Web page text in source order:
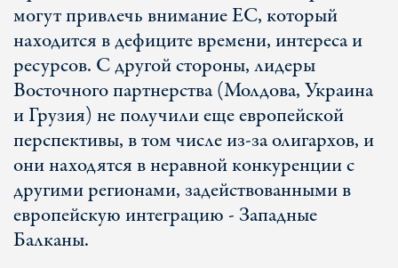
могут привлечь внимание ЕС, который
находится в дефиците времени, интереса и
ресурсов. С другой стороны, лидеры
Восточного партнерства (Молдова, Украина
и Грузия) не получили еще европейской
перспективы, в том числе из-за олигархов, и
они находятся в неравной конкуренции с
другими регионами, задействованными в
европейскую интеграцию - Западные
Балканы.